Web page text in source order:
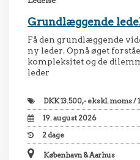
Grundlæggende
Få den grundlæggende
ny leder. Opnå øget
kompleksitet og de
leder
DKK13.500,- ekskl. moms /
19. august 2026
2 dage
København & Aarhus